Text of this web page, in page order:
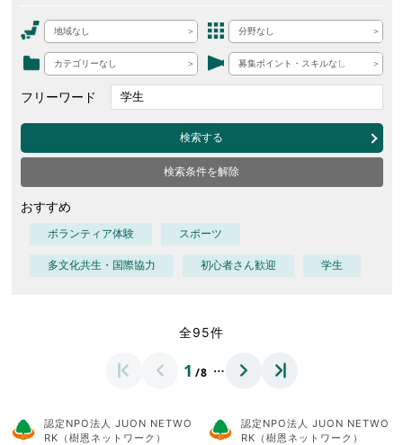
地域なし 分野なし
カテゴリーなし 募集ポイント・スキルなし
フリーワード
検索する
検索条件を解除
おすすめ
ボランティア体験 スポーツ
多文化共生・国際協力 初心者さん歓迎 学生
全95件
1 /8 …
認定NPO法人 JUON NETWO
RK（樹恩ネットワーク）
認定NPO法人 JUON NETWO
RK（樹恩ネットワーク）